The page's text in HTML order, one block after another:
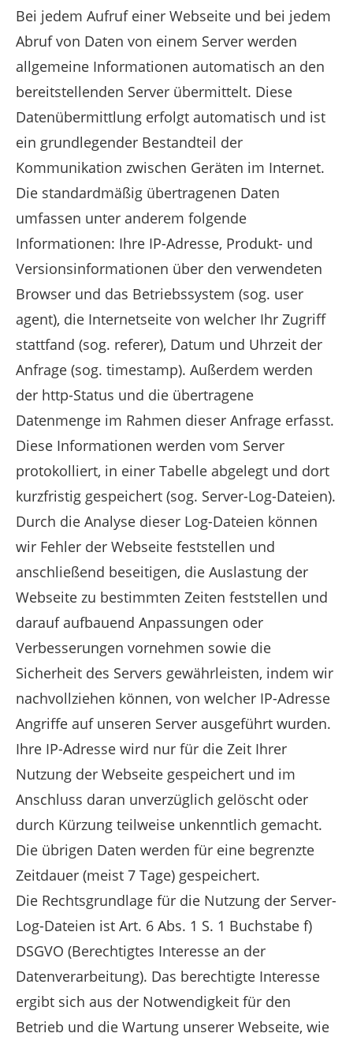
Bei jedem Aufruf einer Webseite und bei jedem
Abruf von Daten von einem Server werden
allgemeine Informationen automatisch an den
bereitstellenden Server übermittelt. Diese
Datenübermittlung erfolgt automatisch und ist
ein grundlegender Bestandteil der
Kommunikation zwischen Geräten im Internet.
Die standardmäßig übertragenen Daten
umfassen unter anderem folgende
Informationen: Ihre IP-Adresse, Produkt- und
Versionsinformationen über den verwendeten
Browser und das Betriebssystem (sog. user
agent), die Internetseite von welcher Ihr Zugriff
stattfand (sog. referer), Datum und Uhrzeit der
Anfrage (sog. timestamp). Außerdem werden
der http-Status und die übertragene
Datenmenge im Rahmen dieser Anfrage erfasst.
Diese Informationen werden vom Server
protokolliert, in einer Tabelle abgelegt und dort
kurzfristig gespeichert (sog. Server-Log-Dateien).
Durch die Analyse dieser Log-Dateien können
wir Fehler der Webseite feststellen und
anschließend beseitigen, die Auslastung der
Webseite zu bestimmten Zeiten feststellen und
darauf aufbauend Anpassungen oder
Verbesserungen vornehmen sowie die
Sicherheit des Servers gewährleisten, indem wir
nachvollziehen können, von welcher IP-Adresse
Angriffe auf unseren Server ausgeführt wurden.
Ihre IP-Adresse wird nur für die Zeit Ihrer
Nutzung der Webseite gespeichert und im
Anschluss daran unverzüglich gelöscht oder
durch Kürzung teilweise unkenntlich gemacht.
Die übrigen Daten werden für eine begrenzte
Zeitdauer (meist 7 Tage) gespeichert.
Die Rechtsgrundlage für die Nutzung der Server-
Log-Dateien ist Art. 6 Abs. 1 S. 1 Buchstabe f)
DSGVO (Berechtigtes Interesse an der
Datenverarbeitung). Das berechtigte Interesse
ergibt sich aus der Notwendigkeit für den
Betrieb und die Wartung unserer Webseite, wie